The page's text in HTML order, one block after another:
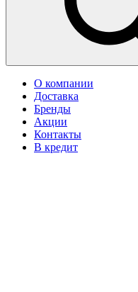
О компании
Доставка
Бренды
Акции
Контакты
В кредит